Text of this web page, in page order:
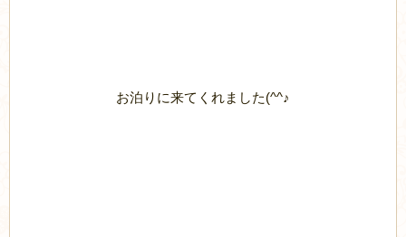
お泊りに来てくれました(^^♪